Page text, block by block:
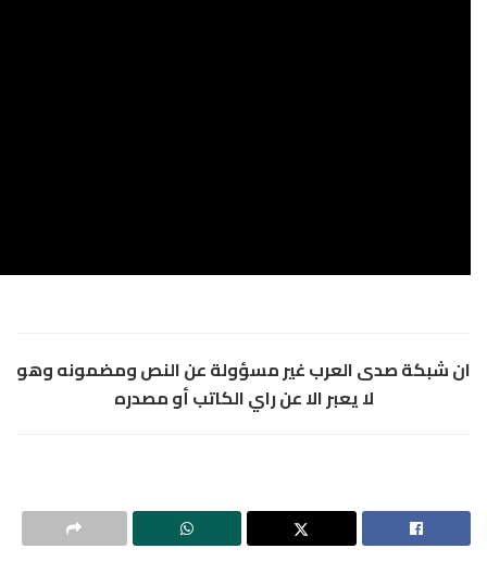
غير مسؤولة عن النص ومضمونه وهو
الا عن راي الكاتب أو مصدره